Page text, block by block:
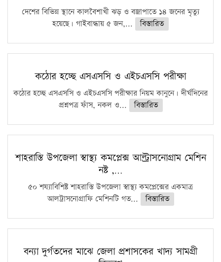
দেশের বিভিন্ন স্থানে কালবৈশাখী ঝড় ও বজ্রাপাতে ১৪ জনের মৃত্যু
হয়েছে। গাইবান্ধায় ৫ জন,...
বিস্তারিত
কঠোর হচ্ছে এসএসসি ও এইচএসসি পরীক্ষা
কঠোর হচ্ছে এসএসসি ও এইচএসসি পরীক্ষার নিয়ম কানুনে। দীর্ঘদিনের
প্রশ্নপত্র ফাঁস, নকল ও...
বিস্তারিত
শাহরাস্তি উপজেলা স্বাস্থ্য কমপ্লেক্স আল্ট্রাসনোগ্রাম মেশিন
নষ্ট ,…
৫০ শয্যাবিশিষ্ট শাহরাস্তি উপজেলা স্বাস্থ্য কমপ্লেক্সের একমাত্র
আলট্রাসনোগ্রাফি মেশিনটি গত...
বিস্তারিত
বন্যা দুর্গতদের মাঝে জেলা প্রশাসকের খাদ্য সামগ্রী